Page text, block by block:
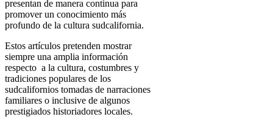
presentan de manera continua para
promover un conocimiento más
profundo de la cultura sudcalifornia.
Estos artículos pretenden mostrar
siempre una amplia información
respecto a la cultura, costumbres y
tradiciones populares de los
sudcalifornios tomadas de narraciones
familiares o inclusive de algunos
prestigiados historiadores locales.